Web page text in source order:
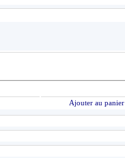
Ajouter au panier